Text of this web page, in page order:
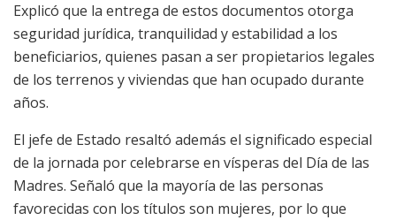
Explicó que la entrega de estos documentos otorga
seguridad jurídica, tranquilidad y estabilidad a los
beneficiarios, quienes pasan a ser propietarios legales
de los terrenos y viviendas que han ocupado durante
años.
El jefe de Estado resaltó además el significado especial
de la jornada por celebrarse en vísperas del Día de las
Madres. Señaló que la mayoría de las personas
favorecidas con los títulos son mujeres, por lo que